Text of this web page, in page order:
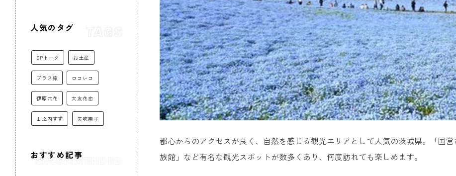
人気のタグ
SPトーク お土産
プラス旅 ロコレコ
伊原六花 大友花恋
山之内すず 矢吹奈子
おすすめ記事
都心からのアクセスが良く、自然を感じる観光エリアとして人気の茨城県。「国
族館」など有名な観光スポットが数多くあり、何度訪れても楽しめます。